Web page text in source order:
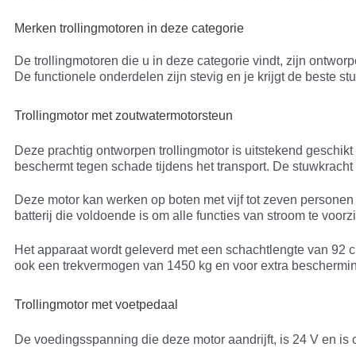
Merken trollingmotoren in deze categorie
De trollingmotoren die u in deze categorie vindt, zijn
De functionele onderdelen zijn stevig en je krijgt de beste
Trollingmotor met zoutwatermotorsteun
Deze prachtig ontworpen trollingmotor is uitstekend
beschermt tegen schade tijdens het transport. De
Deze motor kan werken op boten met vijf tot zeven
batterij die voldoende is om alle functies van stroom te
Het apparaat wordt geleverd met een schachtlengte van
ook een trekvermogen van 1450 kg en voor extra
Trollingmotor met voetpedaal
De voedingsspanning die deze motor aandrijft, is 24 V en